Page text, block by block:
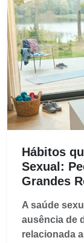
Hábitos
Sexual:
Grandes
A saúde
ausência de
relacionada